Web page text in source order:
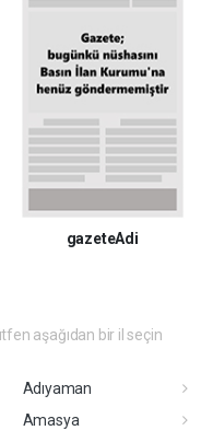
gazeteAdi
aşağıdan bir il seçin
Adıyaman
Amasya